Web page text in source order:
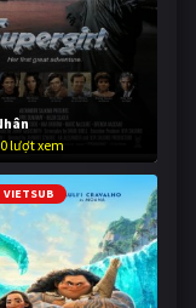
lượt xem
VIETSUB